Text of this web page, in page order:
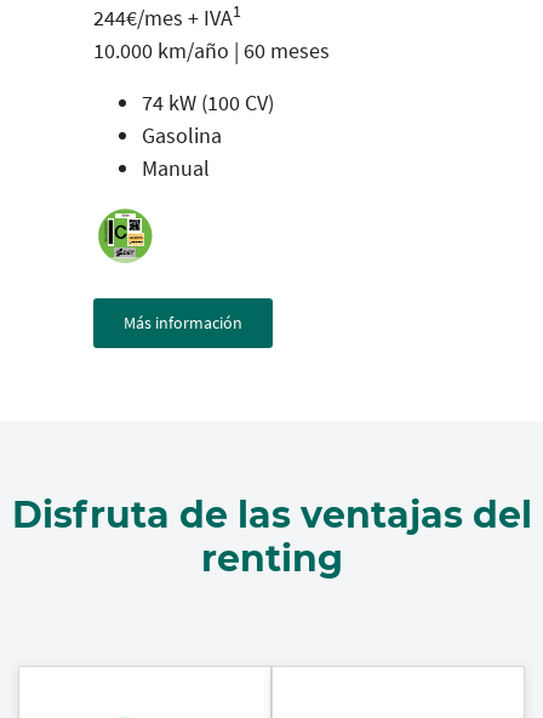
244€/mes + IVA1
10.000 km/año | 60 meses
74 kW (100 CV)
Gasolina
Manual
Más información
Disfruta de las ventajas del
renting